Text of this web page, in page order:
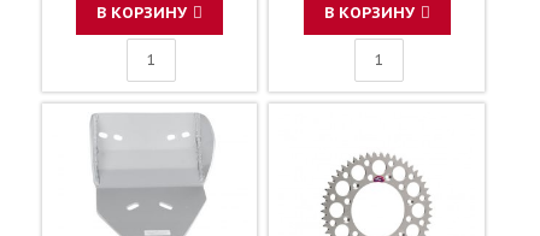
В КОРЗИНУ В КОРЗИНУ